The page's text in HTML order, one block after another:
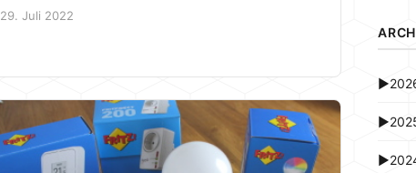
29. Juli 2022
►
►
►